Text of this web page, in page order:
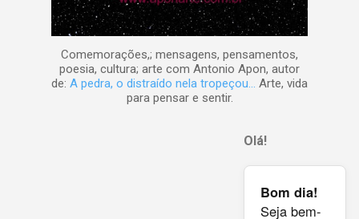
Comemorações,; mensagens, pensamentos,
poesia, cultura; arte com Antonio Apon, autor
de: A pedra, o distraído nela tropeçou... Arte, vida
para pensar e sentir.
Olá!
Bom dia!
Seja bem-